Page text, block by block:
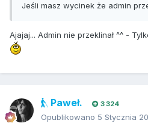
Jeśli masz wycinek że admin
Ajajaj... Admin nie przeklinał ^^ -
Paweł. 3 324
Opublikowano 5 Stycznia